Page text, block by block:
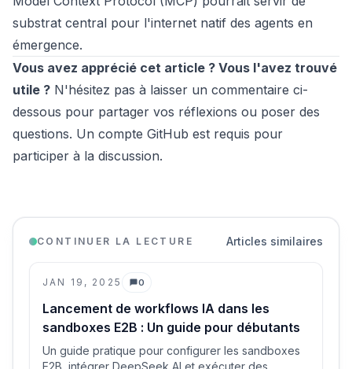
substrat central pour l'internet natif des agents en
émergence.
Vous avez apprécié cet article ? Vous l'avez trouvé
utile ? N'hésitez pas à laisser un commentaire ci-
dessous pour partager vos réflexions ou poser des
questions. Un compte GitHub est requis pour
participer à la discussion.
CONTINUER LA LECTURE Articles similaires
JAN 19, 2025 0
Commentaires
Lancement de workflows IA dans les
sandboxes E2B : Un guide pour débutants
Un guide pratique pour configurer les sandboxes
E2B, intégrer DeepSeek AI et exécuter des